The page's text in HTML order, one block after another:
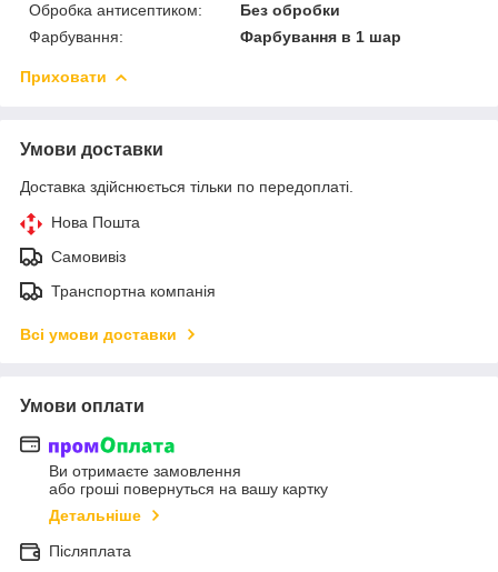
Обробка антисептиком:
Без обробки
Фарбування:
Фарбування в 1 шар
Приховати
Умови доставки
Доставка здійснюється тільки по передоплаті.
Нова Пошта
Самовивіз
Транспортна компанія
Всі умови доставки
Умови оплати
Ви отримаєте замовлення
або гроші повернуться на вашу картку
Детальніше
Післяплата